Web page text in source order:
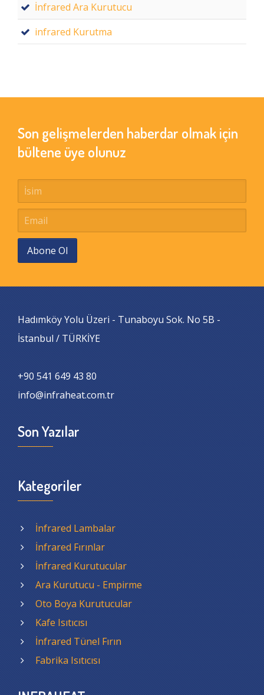
İnfrared Ara Kurutucu
infrared Kurutma
Son gelişmelerden haberdar olmak için
bültene üye olunuz
Abone Ol
Hadımköy Yolu Üzeri - Tunaboyu Sok. No 5B -
İstanbul / TÜRKİYE
+90 541 649 43 80
info@infraheat.com.tr
Son Yazılar
Kategoriler
İnfrared Lambalar
İnfrared Fırınlar
İnfrared Kurutucular
Ara Kurutucu - Empirme
Oto Boya Kurutucular
Kafe Isıtıcısı
İnfrared Tünel Fırın
Fabrika Isıtıcısı